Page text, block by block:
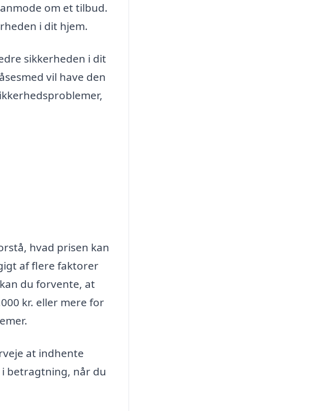
om et tilbud.
i dit hjem.
sikkerheden i dit
vil have den
hvad prisen kan
af flere faktorer
du forvente, at
kr. eller mere for
at indhente
betragtning, når du